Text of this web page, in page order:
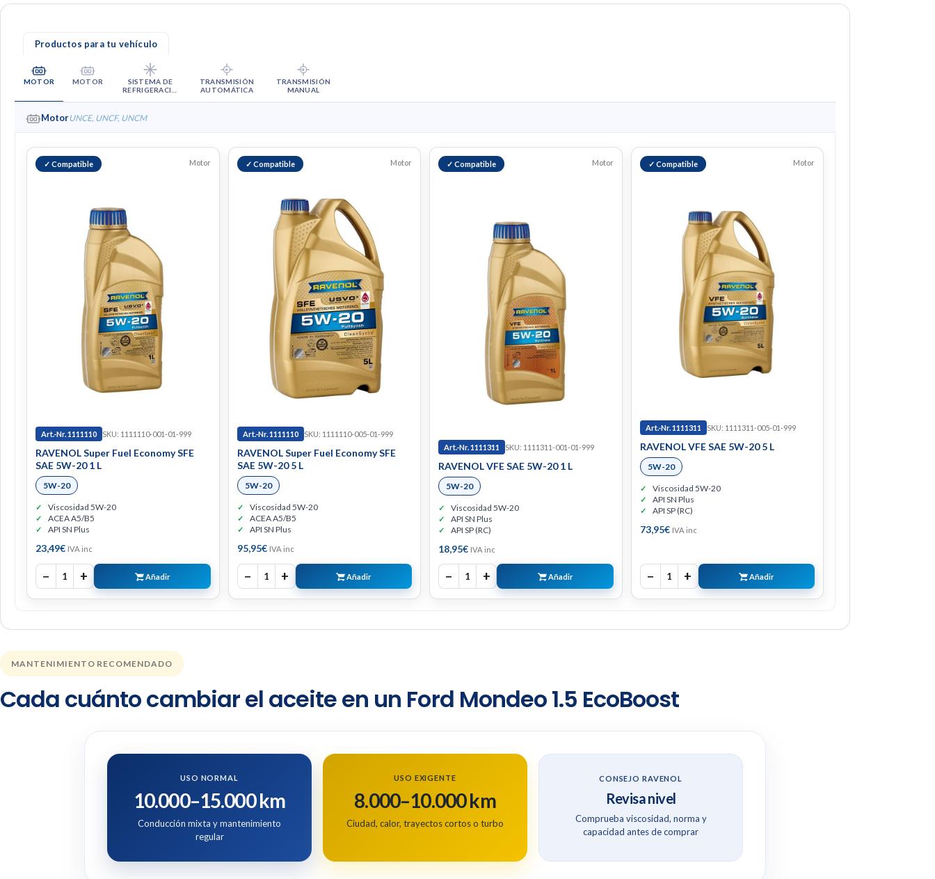
Productos para tu vehículo
MOTOR MOTOR
SISTEMA DE
REFRIGERACIÓ
A
TRANSMISIÓN
AUTOMÁTICA
M
TRANSMISIÓN
MANUAL
MotorUNCE, UNCF, UNCM
✓ Compatible Motor
Art.-Nr. 1111110 SKU: 1111110-001-01-999
RAVENOL Super Fuel Economy SFE
SAE 5W-20 1 L
5W-20
Viscosidad 5W-20
ACEA A5/B5
API SN Plus
23,49€ IVA inc
− 1 + Añadir
✓ Compatible Motor
Art.-Nr. 1111110 SKU: 1111110-005-01-999
RAVENOL Super Fuel Economy SFE
SAE 5W-20 5 L
5W-20
Viscosidad 5W-20
ACEA A5/B5
API SN Plus
95,95€ IVA inc
− 1 + Añadir
✓ Compatible Motor
Art.-Nr. 1111311 SKU: 1111311-001-01-999
RAVENOL VFE SAE 5W-20 1 L
5W-20
Viscosidad 5W-20
API SN Plus
API SP (RC)
18,95€ IVA inc
− 1 + Añadir
✓ Compatible Motor
Art.-Nr. 1111311 SKU: 1111311-005-01-999
RAVENOL VFE SAE 5W-20 5 L
5W-20
Viscosidad 5W-20
API SN Plus
API SP (RC)
73,95€ IVA inc
− 1 + Añadir
MANTENIMIENTO RECOMENDADO
Cada cuánto cambiar el aceite en un Ford Mondeo 1.5 EcoBoost
USO NORMAL
10.000–15.000 km
Conducción mixta y mantenimiento
regular
USO EXIGENTE
8.000–10.000 km
Ciudad, calor, trayectos cortos o turbo
CONSEJO RAVENOL
Revisa nivel
Comprueba viscosidad, norma y
capacidad antes de comprar